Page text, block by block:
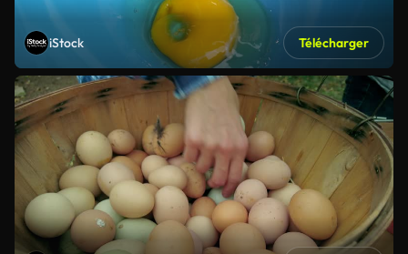
iStock Télécharger